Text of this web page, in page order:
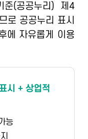
준(공공누리) 제4
로 공공누리 표시
에 자유롭게 이용
시 + 상업적
능